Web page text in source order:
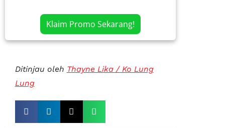
Klaim Promo Sekarang!
Ditinjau oleh Thayne Lika / Ko Lung
Lung